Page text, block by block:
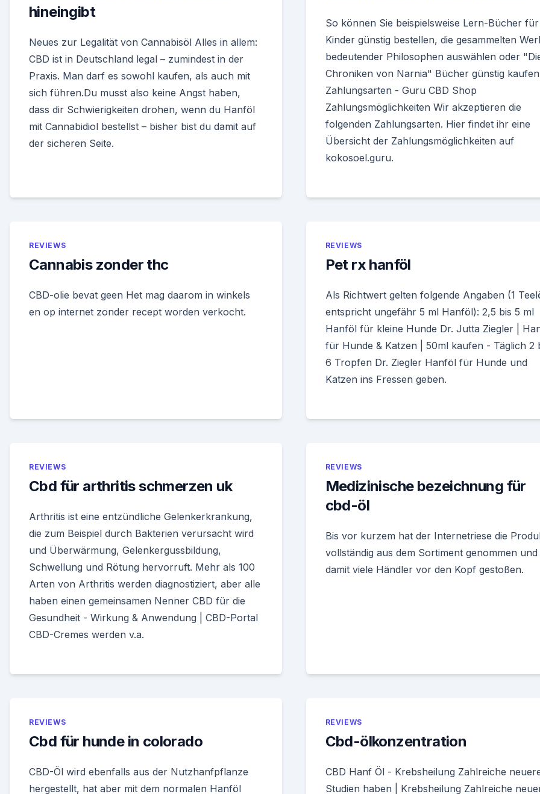
hineingibt
Neues zur Legalität von Cannabisöl Alles in allem:
CBD ist in Deutschland legal – zumindest in der
Praxis. Man darf es sowohl kaufen, als auch mit
sich führen.Du musst also keine Angst haben,
dass dir Schwierigkeiten drohen, wenn du Hanföl
mit Cannabidiol bestellst – bisher bist du damit auf
der sicheren Seite.
So können Sie beispielsweise Lern-Bücher für
Kinder günstig bestellen, die gesammelten
bedeutender Philosophen auswählen oder
Chroniken von Narnia" Bücher günstig kaufen
Zahlungsarten - Guru CBD Shop
Zahlungsmöglichkeiten Wir akzeptieren die
folgenden Zahlungsarten. Hier findet ihr eine
Übersicht der Zahlungsmöglichkeiten auf
kokosoel.guru.
REVIEWS
Cannabis zonder thc
CBD-olie bevat geen Het mag daarom in winkels
en op internet zonder recept worden verkocht.
REVIEWS
Pet rx hanföl
Als Richtwert gelten folgende Angaben (1
entspricht ungefähr 5 ml Hanföl): 2,5 bis 5 ml
Hanföl für kleine Hunde Dr. Jutta Ziegler |
für Hunde & Katzen | 50ml kaufen - Täglich 2
6 Tropfen Dr. Ziegler Hanföl für Hunde und
Katzen ins Fressen geben.
REVIEWS
Cbd für arthritis schmerzen uk
Arthritis ist eine entzündliche Gelenkerkrankung,
die zum Beispiel durch Bakterien verursacht wird
und Überwärmung, Gelenkergussbildung,
Schwellung und Rötung hervorruft. Mehr als 100
Arten von Arthritis werden diagnostiziert, aber alle
haben einen gemeinsamen Nenner CBD für die
Gesundheit - Wirkung & Anwendung | CBD-Portal
CBD-Cremes werden v.a.
REVIEWS
Medizinische bezeichnung für
cbd-öl
Bis vor kurzem hat der Internetriese die
vollständig aus dem Sortiment genommen und
damit viele Händler vor den Kopf gestoßen.
REVIEWS
Cbd für hunde in colorado
CBD-Öl wird ebenfalls aus der Nutzhanfpflanze
hergestellt, hat aber mit dem normalen Hanföl
REVIEWS
Cbd-ölkonzentration
CBD Hanf Öl - Krebsheilung Zahlreiche
Studien haben | Krebsheilung Zahlreiche